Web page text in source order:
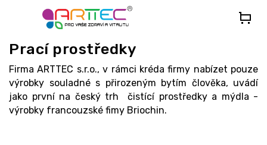
Prací prostředky
Firma ARTTEC s.r.o., v rámci kréda firmy nabízet pouze
výrobky souladné s přirozeným bytím člověka, uvádí
jako první na český trh čistící prostředky a mýdla -
výrobky francouzské fimy Briochin.